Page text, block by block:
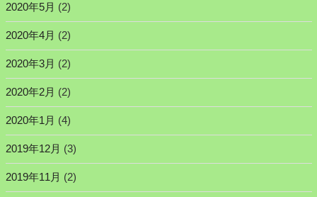
2020年5月 (2)
2020年4月 (2)
2020年3月 (2)
2020年2月 (2)
2020年1月 (4)
2019年12月 (3)
2019年11月 (2)